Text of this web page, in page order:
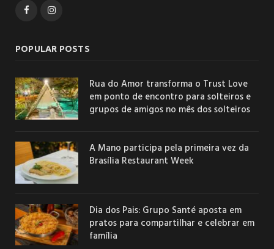
FacebookInstagram
POPULAR POSTS
Rua do Amor transforma o Trust Love
em ponto de encontro para solteiros e
grupos de amigos no mês dos solteiros
A Mano participa pela primeira vez da
Brasília Restaurant Week
Dia dos Pais: Grupo Santé aposta em
pratos para compartilhar e celebrar em
família